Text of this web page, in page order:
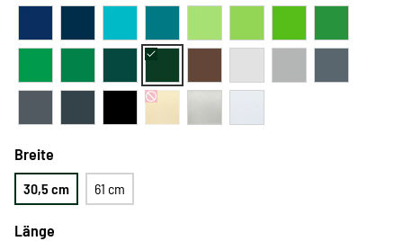
Breite
30,5 cm 61 cm
Länge